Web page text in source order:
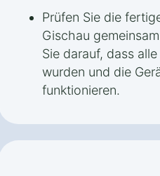
Prüfen Sie die
Gischau
Sie darauf, dass
wurden und die
funktionieren.